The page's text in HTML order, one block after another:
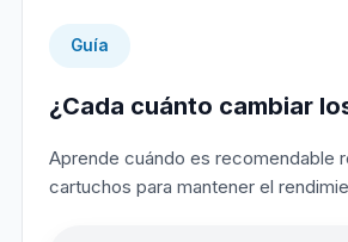
Guía
¿Cada cuánto cambiar
Aprende cuándo es recomendable
cartuchos para mantener el